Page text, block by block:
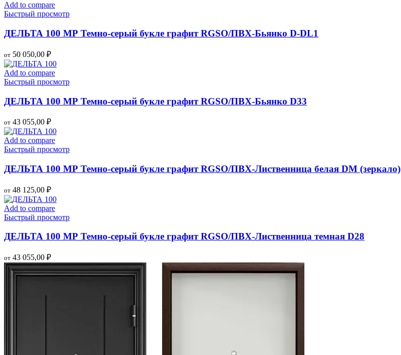
Add to compare
Быстрый просмотр
ДЕЛЬТА 100 МР Темно-серый букле графит RGSO/ПВХ-Бьянко D-DL1
от 50 050,00 ₽
Add to compare
Быстрый просмотр
ДЕЛЬТА 100 МР Темно-серый букле графит RGSO/ПВХ-Бьянко D33
от 43 055,00 ₽
Add to compare
Быстрый просмотр
ДЕЛЬТА 100 МР Темно-серый букле графит RGSO/ПВХ-Лиственница белая DM (зеркало)
от 48 125,00 ₽
Add to compare
Быстрый просмотр
ДЕЛЬТА 100 МР Темно-серый букле графит RGSO/ПВХ-Лиственница темная D28
от 43 055,00 ₽